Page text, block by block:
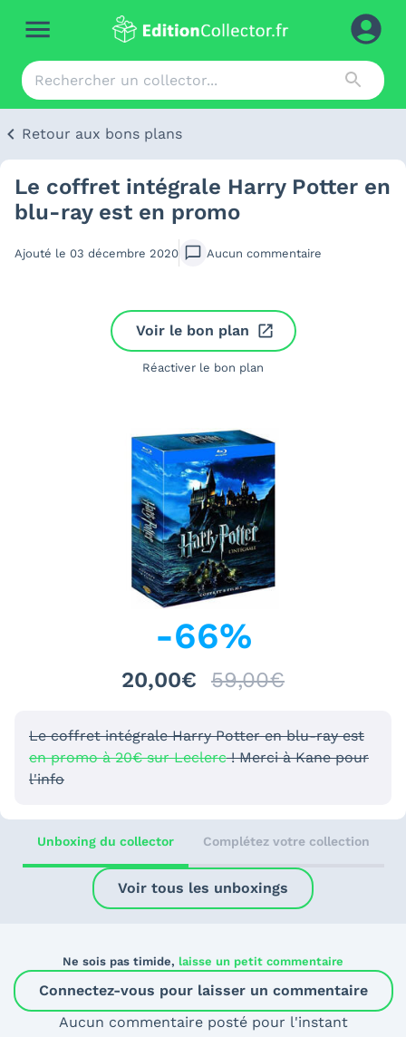
Retour aux bons plans
Le coffret intégrale Harry Potter en
blu-ray est en promo
Ajouté le 03 décembre 2020 Aucun commentaire
Voir le bon plan
Réactiver le bon plan
-66%
20,00€ 59,00€
Le coffret intégrale Harry Potter en blu-ray est
en promo à 20€ sur Leclerc! Merci à Kane pour
l'info
Unboxing du collector Complétez votre collection
Voir tous les unboxings
Ne sois pas timide, laisse un petit commentaire
Connectez-vous pour laisser un commentaire
Aucun commentaire posté pour l'instant